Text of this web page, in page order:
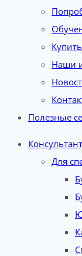
Наши
Полезные
Для